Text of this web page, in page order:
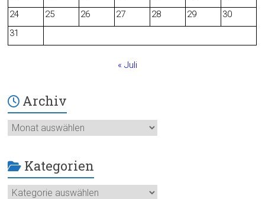
24
25 26 27 28 29
30
31
« Juli
Archiv
Archiv
Kategorien
Kategorien